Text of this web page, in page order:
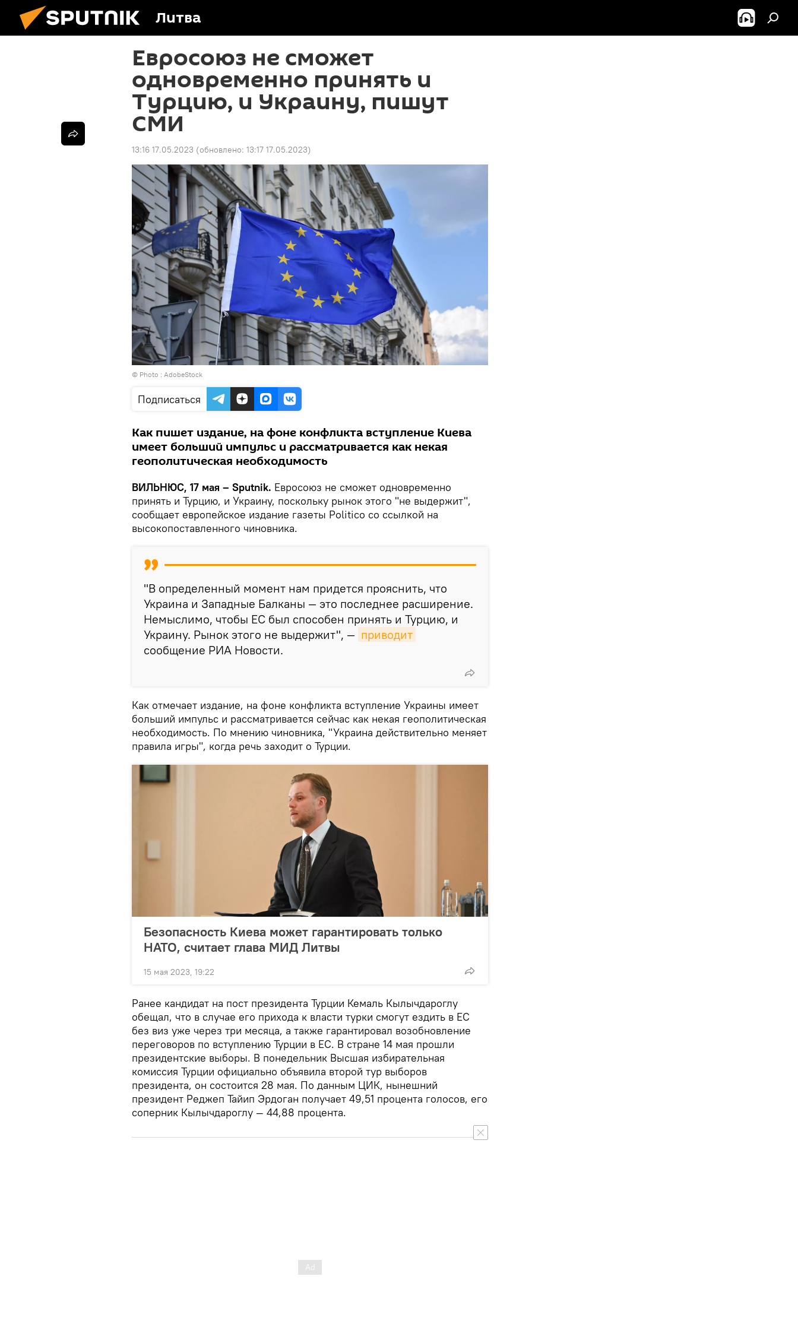
Литва
Евросоюз не сможет
одновременно принять и
Турцию, и Украину, пишут
СМИ
13:16 17.05.2023 (обновлено: 13:17 17.05.2023)
© Photo : AdobeStock
Подписаться
Как пишет издание, на фоне конфликта вступление Киева
имеет больший импульс и рассматривается как некая
геополитическая необходимость
ВИЛЬНЮС, 17 мая – Sputnik. Евросоюз не сможет одновременно
принять и Турцию, и Украину, поскольку рынок этого "не выдержит",
сообщает европейское издание газеты Politico со ссылкой на
высокопоставленного чиновника.
"В определенный момент нам придется прояснить, что
Украина и Западные Балканы — это последнее расширение.
Немыслимо, чтобы ЕС был способен принять и Турцию, и
Украину. Рынок этого не выдержит", — приводит
сообщение РИА Новости.
Как отмечает издание, на фоне конфликта вступление Украины имеет
больший импульс и рассматривается сейчас как некая геополитическая
необходимость. По мнению чиновника, "Украина действительно меняет
правила игры", когда речь заходит о Турции.
Безопасность Киева может гарантировать только
НАТО, считает глава МИД Литвы
15 мая 2023, 19:22
Ранее кандидат на пост президента Турции Кемаль Кылычдароглу
обещал, что в случае его прихода к власти турки смогут ездить в ЕС
без виз уже через три месяца, а также гарантировал возобновление
переговоров по вступлению Турции в ЕС. В стране 14 мая прошли
президентские выборы. В понедельник Высшая избирательная
комиссия Турции официально объявила второй тур выборов
президента, он состоится 28 мая. По данным ЦИК, нынешний
президент Реджеп Тайип Эрдоган получает 49,51 процента голосов, его
соперник Кылычдароглу — 44,88 процента.